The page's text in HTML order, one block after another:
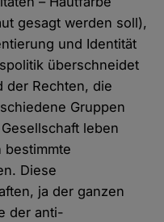
gesagt werden soll),
und Identität
überschneidet
der Rechten, die
Gruppen
leben
bestimmte
Diese
ja der ganzen
der anti-